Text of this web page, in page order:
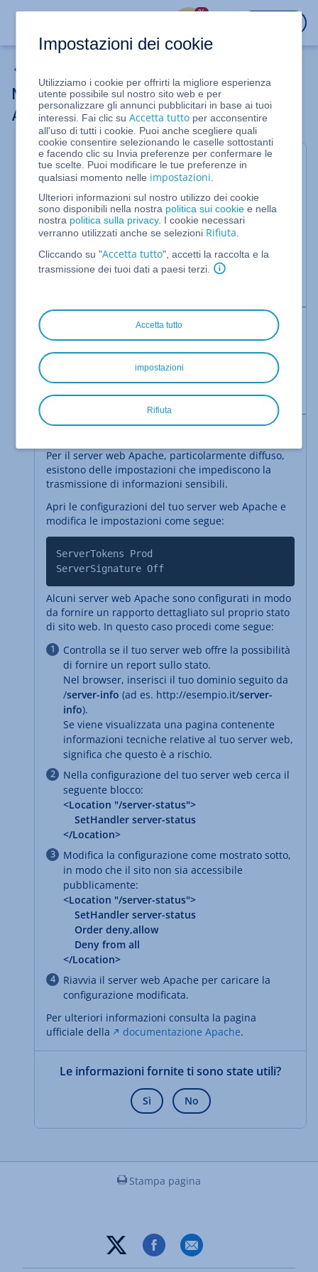
%
Nascondere la versione di un server
Apache
Quando un sito web viene aperto, alcuni
programmi server trasmettono alcune informazioni,
operativo e i plugin utilizzati. Gli hacker potrebbero
utilizzare queste informazioni per sfruttare in
maniera mirata le vulnerabilità del software
le possibilità di subire attacchi hacker nascondendo
queste informazioni sensibili nei server web
Di norma, puoi accedere alla configurazione solo
nei server web autogestiti. I server web IONOS in
ambienti di hosting condiviso sono già configurati
per garantire la massima sicurezza possibile.
Per il server web Apache, particolarmente diffuso,
esistono delle impostazioni che impediscono la
trasmissione di informazioni sensibili.
Apri le configurazioni del tuo server web Apache e
modifica le impostazioni come segue:
ServerTokens Prod
ServerSignature Off
Alcuni server web Apache sono configurati in modo
da fornire un rapporto dettagliato sul proprio stato
di sito web. In questo caso procedi come segue:
Controlla se il tuo server web offre la possibilità
di fornire un report sullo stato.
Nel browser, inserisci il tuo dominio seguito da
/server-info (ad es. http://esempio.it/server-
info).
Se viene visualizzata una pagina contenente
informazioni tecniche relative al tuo server web,
significa che questo è a rischio.
Nella configurazione del tuo server web cerca il
seguente blocco:
<Location "/server-status">
SetHandler server-status
</Location>
Modifica la configurazione come mostrato sotto,
in modo che il sito non sia accessibile
pubblicamente:
<Location "/server-status">
SetHandler server-status
Order deny,allow
Deny from all
</Location>
Riavvia il server web Apache per caricare la
configurazione modificata.
Per ulteriori informazioni consulta la pagina
ufficiale della
documentazione Apache.
Le informazioni fornite ti sono state utili?
Sì No
Stampa pagina
Impostazioni dei cookie
Utilizziamo i cookie per offrirti la migliore esperienza
utente possibile sul nostro sito web e per
personalizzare gli annunci pubblicitari in base ai tuoi
interessi. Fai clic suAccetta tutto per acconsentire
all'uso di tutti i cookie. Puoi anche scegliere quali
cookie consentire selezionando le caselle sottostanti
e facendo clic su Invia preferenze per confermare le
tue scelte. Puoi modificare le tue preferenze in
qualsiasi momento nelle impostazioni
Ulteriori informazioni sul nostro utilizzo dei cookie
sono disponibili nella nostra politica sui cookie e nella
nostra politica sulla privacy. I cookie necessari
verranno utilizzati anche se selezioni Rifiuta
Cliccando su "Accetta tutto", accetti la raccolta e la
trasmissione dei tuoi dati a paesi terzi.
Accetta tutto
Rifiuta
impostazioni